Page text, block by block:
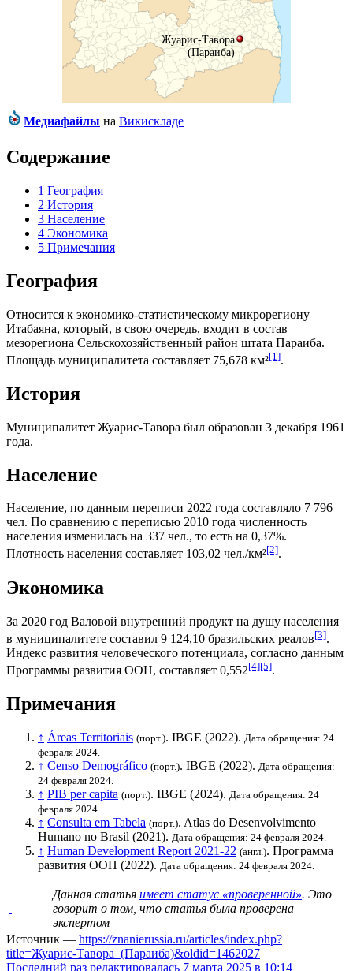
Жуарис-Тавора
(Параиба)
Медиафайлы на Викискладе
Содержание
1 География
2 История
3 Население
4 Экономика
5 Примечания
География
Относится к экономико-статистическому микрорегиону
Итабаяна, который, в свою очередь, входит в состав
мезорегиона Сельскохозяйственный район штата Параиба.
Площадь муниципалитета составляет 75,678 км²[1].
История
Муниципалитет Жуарис-Тавора был образован 3 декабря 1961
года.
Население
Население, по данным переписи 2022 года составляло 7 796
чел. По сравнению с переписью 2010 года численность
населения изменилась на 337 чел., то есть на 0,37%.
Плотность населения составляет 103,02 чел./км²[2].
Экономика
За 2020 год Валовой внутренний продукт на душу населения
в муниципалитете составил 9 124,10 бразильских реалов[3].
Индекс развития человеческого потенциала, согласно данным
Программы развития ООН, составляет 0,552[4][5].
Примечания
↑ Áreas Territoriais (порт.). IBGE (2022). Дата обращения: 24
февраля 2024.
↑ Censo Demográfico (порт.). IBGE (2022). Дата обращения:
24 февраля 2024.
↑ PIB per capita (порт.). IBGE (2024). Дата обращения: 24
февраля 2024.
↑ Consulta em Tabela (порт.). Atlas do Desenvolvimento
Humano no Brasil (2021). Дата обращения: 24 февраля 2024.
↑ Human Development Report 2021-22 (англ.). Программа
развития ООН (2022). Дата обращения: 24 февраля 2024.
Данная статья имеет статус «проверенной». Это
говорит о том, что статья была проверена
экспертом
Источник — https://znanierussia.ru/articles/index.php?
title=Жуарис-Тавора_(Параиба)&oldid=1462027
Последний раз редактировалась 7 марта 2025 в 10:14